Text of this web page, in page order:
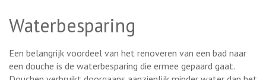
Waterbesparing
Een belangrijk voordeel van het renoveren van een bad naar
een douche is de waterbesparing die ermee gepaard gaat.